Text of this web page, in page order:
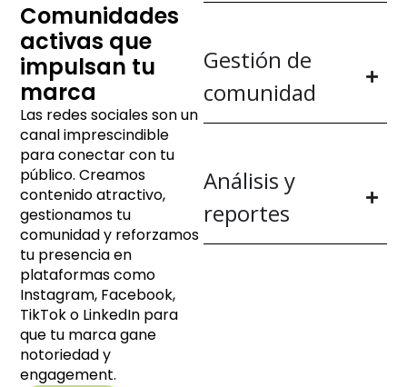
Comunidades
activas que
impulsan tu
marca
Las redes sociales son un
canal imprescindible
para conectar con tu
público. Creamos
contenido atractivo,
gestionamos tu
comunidad y reforzamos
tu presencia en
plataformas como
Instagram, Facebook,
TikTok o LinkedIn para
que tu marca gane
notoriedad y
engagement.
Gestión de
comunidad
Análisis y
reportes